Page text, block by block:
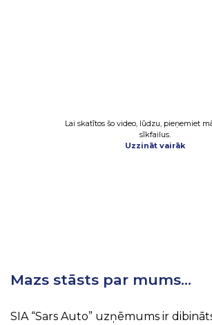
Lai skatītos šo video, lūdzu, pieņemiet
sīkfailus.
Uzzināt vairāk
Mazs stāsts par mums…
SIA “Sars Auto” uzņēmums ir